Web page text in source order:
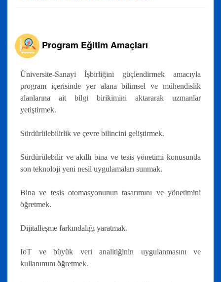
Program Eğitim Amaçları
Üniversite-Sanayi İşbirliğini güçlendirmek amacıyla
program içerisinde yer alana bilimsel ve mühendislik
alanlarına ait bilgi birikimini aktararak uzmanlar
yetiştirmek.
Sürdürülebilirlik ve çevre bilincini geliştirmek.
Sürdürülebilir ve akıllı bina ve tesis yönetimi konusunda
son teknoloji yeni nesil uygulamaları sunmak.
Bina ve tesis otomasyonunun tasarımını ve yönetimini
öğretmek.
Dijitalleşme farkındalığı yaratmak.
IoT ve büyük veri analitiğinin uygulanmasını ve
kullanımını öğretmek.